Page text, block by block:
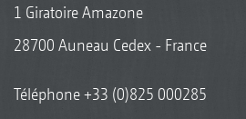
1 Giratoire Amazone
28700 Auneau Cedex - France
Téléphone+33 (0)825 000285